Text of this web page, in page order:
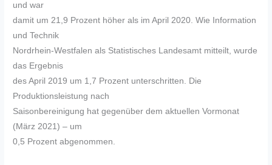
und war
damit um 21,9 Prozent höher als im April 2020. Wie Information
und Technik
Nordrhein-Westfalen als Statistisches Landesamt mitteilt, wurde
das Ergebnis
des April 2019 um 1,7 Prozent unterschritten. Die
Produktionsleistung nach
Saisonbereinigung hat gegenüber dem aktuellen Vormonat
(März 2021) – um
0,5 Prozent abgenommen.